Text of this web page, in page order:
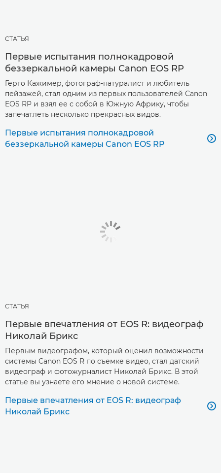
СТАТЬЯ
Первые испытания полнокадровой
беззеркальной камеры Canon EOS RP
Герго Кажимер, фотограф-натуралист и любитель
пейзажей, стал одним из первых пользователей Canon
EOS RP и взял ее с собой в Южную Африку, чтобы
запечатлеть несколько прекрасных видов.
Первые испытания полнокадровой
беззеркальной камеры Canon EOS RP

СТАТЬЯ
Первые впечатления от EOS R: видеограф
Николай Брикс
Первым видеографом, который оценил возможности
системы Canon EOS R по съемке видео, стал датский
видеограф и фотожурналист Николай Брикс. В этой
статье вы узнаете его мнение о новой системе.
Первые впечатления от EOS R: видеограф
Николай Брикс
